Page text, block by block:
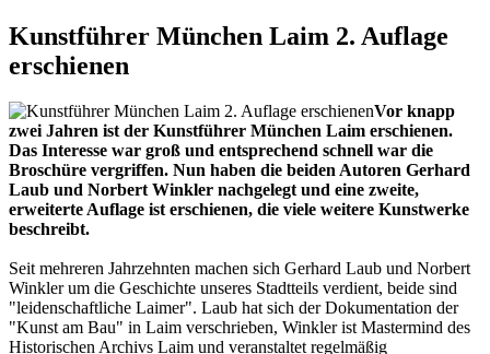
Kunstführer München Laim 2. Auflage
erschienen
Vor knapp
zwei Jahren ist der Kunstführer München Laim erschienen.
Das Interesse war groß und entsprechend schnell war die
Broschüre vergriffen. Nun haben die beiden Autoren Gerhard
Laub und Norbert Winkler nachgelegt und eine zweite,
erweiterte Auflage ist erschienen, die viele weitere Kunstwerke
beschreibt.
Seit mehreren Jahrzehnten machen sich Gerhard Laub und Norbert
Winkler um die Geschichte unseres Stadtteils verdient, beide sind
"leidenschaftliche Laimer". Laub hat sich der Dokumentation der
"Kunst am Bau" in Laim verschrieben, Winkler ist Mastermind des
Historischen Archivs Laim und veranstaltet regelmäßig